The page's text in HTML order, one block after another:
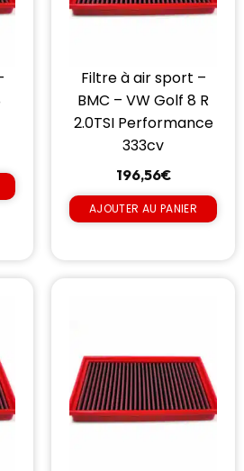
Filtre à air sport –
BMC – VW Golf 8 R
2.0TSI Performance
333cv
196,56€
AJOUTER AU PANIER